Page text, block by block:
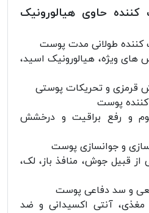
حاوی هیالورونیک
طولانی مدت پوست
ویژه، هیالورونیک اسید،
و تحریکات پوستی
پوست
رفع براقیت و درخشش
و جوانسازی پوست
قبیل جوش، منافذ باز، لک،
و سد دفاعی پوست
آنتی اکسیدانی و ضد